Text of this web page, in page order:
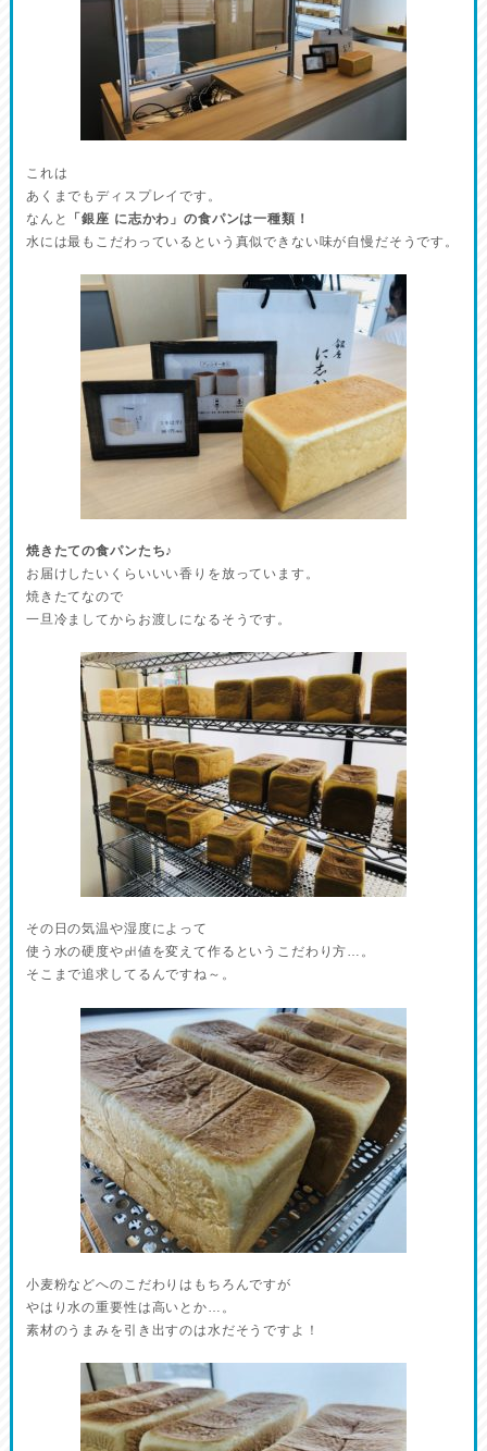
これは
あくまでもディスプレイです。
なんと
「銀座 に志かわ」の食パンは一種類！
水には最もこだわっているという真似できない味が自慢だそうです。
焼きたての食パンたち♪
お届けしたいくらいいい香りを放っています。
焼きたてなので
一旦冷ましてからお渡しになるそうです。
その日の気温や湿度によって
使う水の硬度や㏗値を変えて作るというこだわり方…。
そこまで追求してるんですね～。
小麦粉などへのこだわりはもちろんですが
やはり水の重要性は高いとか…。
素材のうまみを引き出すのは水だそうですよ！